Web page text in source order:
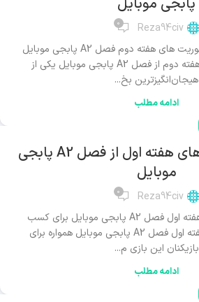
پابجی موبایل
Reza94civ
0
شروع ماجراجویی با ماموریت های هفته دوم فصل A2 پابجی موبایل
ترجمه ماموریت‌های هفته دوم از فصل A2 پابجی موبایل یکی از
هیجان‌انگیزترین بخ...
ادامه مطلب
ترجمه ماموریت های هفته اول از فصل A2 پابجی
موبایل
Reza94civ
0
ترجمه ماموریت های هفته اول فصل A2 پابجی موبایل برای کسب
جوایز ماموریت‌های هفته اول فصل A2 پابجی موبایل همواره برای
بازیکنان این بازی م...
ادامه مطلب